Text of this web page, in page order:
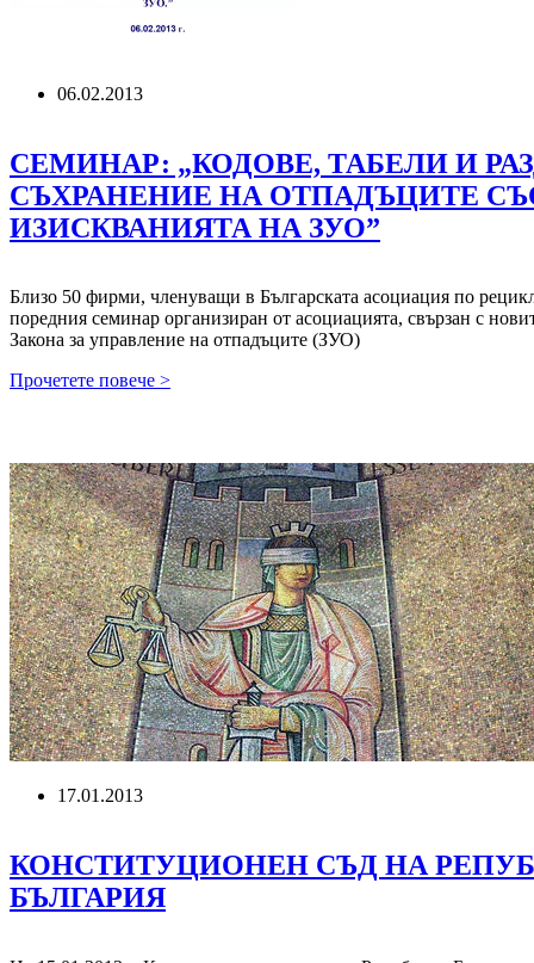
ЩЕ
06.02.2013
СЕМИНАР: „КОДОВЕ, ТАБЕЛИ И
СЪХРАНЕНИЕ НА ОТПАДЪЦИТЕ
ИЗИСКВАНИЯТА НА ЗУО”
Близо 50 фирми, членуващи в Българската асоциация по
поредния семинар организиран от асоциацията, свързан с
Закона за управление на отпадъците (ЗУО)
Прочетете повече >СЕМИНАР:
РАЗДЕЛНО
СЪХРАНЕНИЕ
НА
ОТПАДЪЦИТЕ
СЪОБРАЗНО
ИЗИСКВАНИЯТА
НА
ЗУО”
17.01.2013
КОНСТИТУЦИОНЕН СЪД НА
БЪЛГАРИЯ